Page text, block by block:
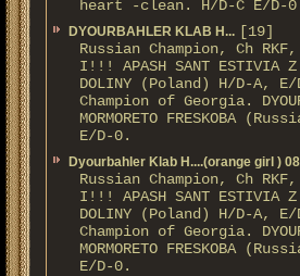
heart -clean. H/D-С E/D-
DYOURBAHLER KLAB Н... [19]
Russian Champion, Ch
I!!! APASH SANT ESTIVIA Z
DOLINY (Poland) H/D-A,
Champion of Georgia.
MORMORETO FRESKOBA
E/D-0.
Dyourbahler Klab H....(orange girl )
Russian Champion, Ch
I!!! APASH SANT ESTIVIA Z
DOLINY (Poland) H/D-A,
Champion of Georgia.
MORMORETO FRESKOBA
E/D-0.